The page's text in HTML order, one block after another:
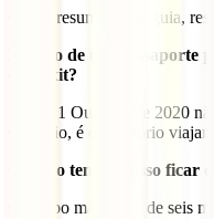
Como resumo deste guia,
Preciso de um passaporte
o Brexit?
Desde 1 Outubro de 2020
Cidadão, é obrigatório
Quanto tempo posso ficar
O tempo máximo é de seis